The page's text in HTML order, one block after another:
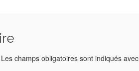
Les champs obligatoires sont indiqués avec